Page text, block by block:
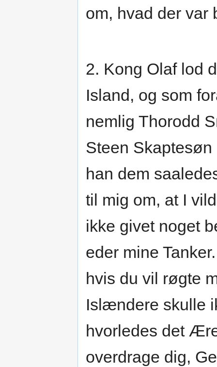
om, hvad der var
2. Kong Olaf lod
Island, og som
nemlig Thorodd
Steen
han dem
til mig om, at I
ikke givet noget
eder mine
hvis du vil røgte
Islændere skulle
hvorledes det
overdrage dig,